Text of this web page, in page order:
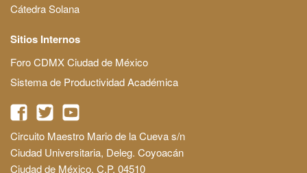
Cátedra Solana
Sitios Internos
Foro CDMX Ciudad de México
Sistema de Productividad Académica
Circuito Maestro Mario de la Cueva s/n
Ciudad Universitaria, Deleg. Coyoacán
Ciudad de México, C.P. 04510